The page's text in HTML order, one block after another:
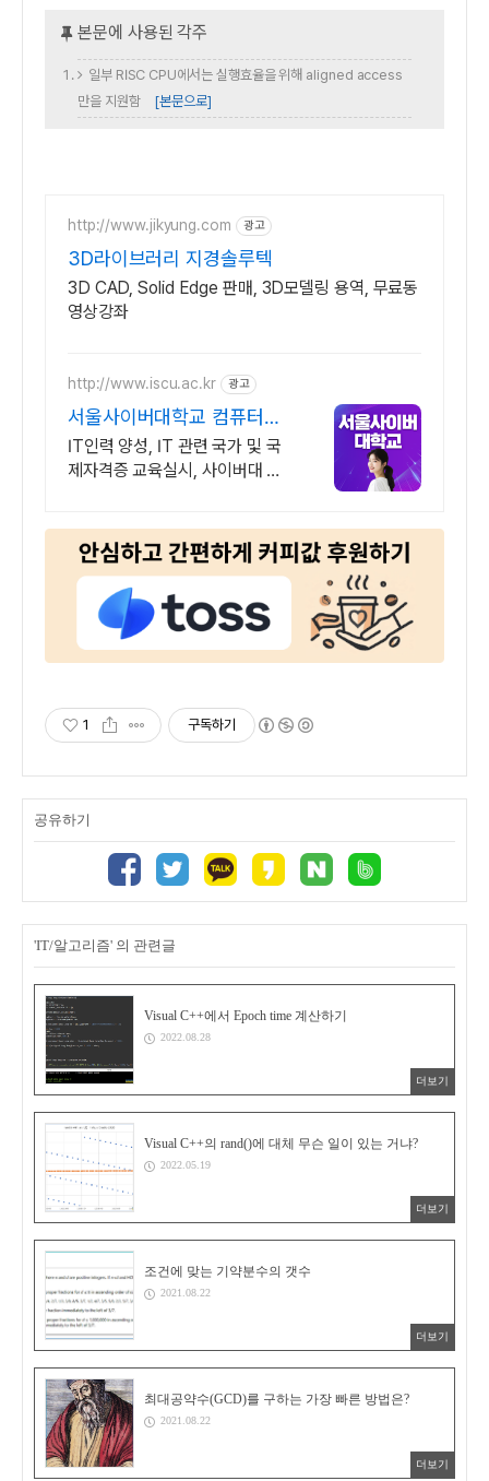
일부 RISC CPU에서는 실행효율을 위해 aligned access
만을 지원함
[본문으로]
http://www.jikyung.com 광고
3D라이브러리 지경솔루텍
3D CAD, Solid Edge 판매, 3D모델링 용역, 무료동
영상강좌
http://www.iscu.ac.kr 광고
서울사이버대학교 컴퓨터공
학과 2026 가을학기 신편입
생
IT인력 양성, IT 관련 국가 및 국
제자격증 교육실시, 사이버대 신
지
1 구독하기
공유하기
'IT/알고리즘' 의 관련글
Visual C++에서 Epoch time 계산하기
2022.08.28
더보기
Visual C++의 rand()에 대체 무슨 일이 있는 거냐?
2022.05.19
더보기
조건에 맞는 기약분수의 갯수
2021.08.22
더보기
최대공약수(GCD)를 구하는 가장 빠른 방법은?
2021.08.22
더보기